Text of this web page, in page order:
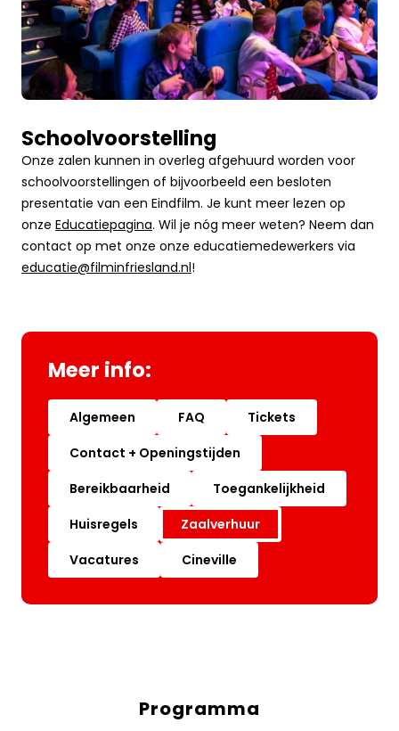
Schoolvoorstelling
Onze zalen kunnen in overleg afgehuurd worden voor
schoolvoorstellingen of bijvoorbeeld een besloten
presentatie van een Eindfilm. Je kunt meer lezen op
onze Educatiepagina. Wil je nóg meer weten? Neem dan
contact op met onze onze educatiemedewerkers via
educatie@filminfriesland.nl!
Meer info:
Algemeen FAQ
Tickets
Contact + Openingstijden
Bereikbaarheid
Toegankelijkheid
Huisregels
Zaalverhuur
Vacatures
Cineville
Programma